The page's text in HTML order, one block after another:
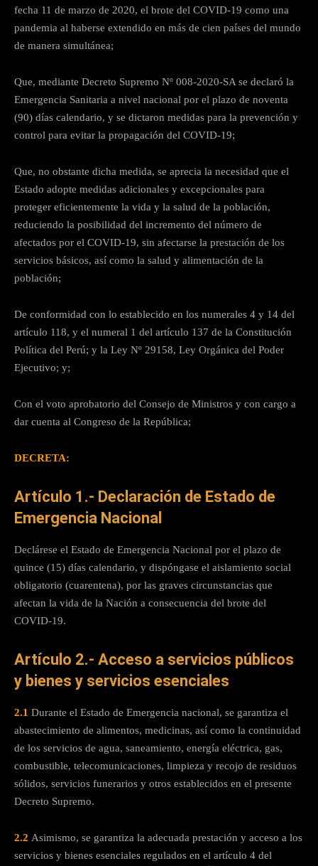
fecha 11 de marzo de 2020, el brote del COVID-19 como una
pandemia al haberse extendido en más de cien países del mundo
de manera simultánea;
Que, mediante Decreto Supremo Nº 008-2020-SA se declaró la
Emergencia Sanitaria a nivel nacional por el plazo de noventa
(90) días calendario, y se dictaron medidas para la prevención y
control para evitar la propagación del COVID-19;
Que, no obstante dicha medida, se aprecia la necesidad que el
Estado adopte medidas adicionales y excepcionales para
proteger eficientemente la vida y la salud de la población,
reduciendo la posibilidad del incremento del número de
afectados por el COVID-19, sin afectarse la prestación de los
servicios básicos, así como la salud y alimentación de la
población;
De conformidad con lo establecido en los numerales 4 y 14 del
artículo 118, y el numeral 1 del artículo 137 de la Constitución
Política del Perú; y la Ley Nº 29158, Ley Orgánica del Poder
Ejecutivo; y;
Con el voto aprobatorio del Consejo de Ministros y con cargo a
dar cuenta al Congreso de la República;
DECRETA:
Artículo 1.- Declaración de Estado de
Emergencia Nacional
Declárese el Estado de Emergencia Nacional por el plazo de
quince (15) días calendario, y dispóngase el aislamiento social
obligatorio (cuarentena), por las graves circunstancias que
afectan la vida de la Nación a consecuencia del brote del
COVID-19.
Artículo 2.- Acceso a servicios públicos
y bienes y servicios esenciales
2.1 Durante el Estado de Emergencia nacional, se garantiza el
abastecimiento de alimentos, medicinas, así como la continuidad
de los servicios de agua, saneamiento, energía eléctrica, gas,
combustible, telecomunicaciones, limpieza y recojo de residuos
sólidos, servicios funerarios y otros establecidos en el presente
Decreto Supremo.
2.2 Asimismo, se garantiza la adecuada prestación y acceso a los
servicios y bienes esenciales regulados en el artículo 4 del